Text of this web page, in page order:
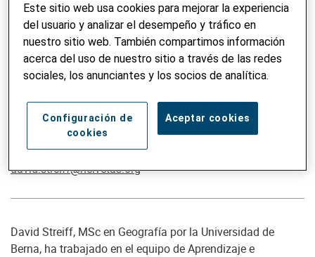
Asesora en evaluación y aprendizaje
David Streiff, MSc
david.streiff@helvetas.org
David Streiff, MSc en Geografía por la Universidad de
Berna, ha trabajado en el equipo de Aprendizaje e
Este sitio web usa cookies para mejorar la experiencia
del usuario y analizar el desempeño y tráfico en
nuestro sitio web. También compartimos información
acerca del uso de nuestro sitio a través de las redes
sociales, los anunciantes y los socios de analítica.
Aceptar cookies
Configuración de
cookies